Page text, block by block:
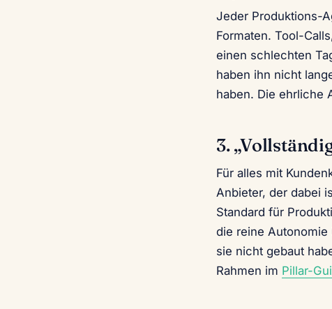
Jeder Produktions-
Formaten. Tool-
einen schlechten
haben ihn nicht
haben. Die ehrliche
3.
Für alles mit
Anbieter, der dabei
Standard für
die reine
sie nicht gebaut
Rahmen im Pillar-